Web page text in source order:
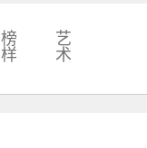
榜
样
艺
术